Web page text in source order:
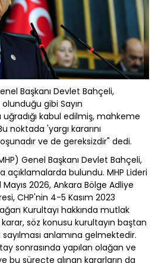
Başkanı Devlet Bahçeli,
gibi Sayın
uğradığı kabul edilmiş, mahkeme
noktada 'yargı kararını
ve de gereksizdir" dedi.
Genel Başkanı Devlet Bahçeli,
açıklamalarda bulundu. MHP Lideri
Mayıs 2026, Ankara Bölge Adliye
CHP'nin 4-5 Kasım 2023
Kurultayı hakkında mutlak
söz konusu kurultayın baştan
anlamına gelmektedir.
sonrasında yapılan olağan ve
bu süreçte alınan kararların da